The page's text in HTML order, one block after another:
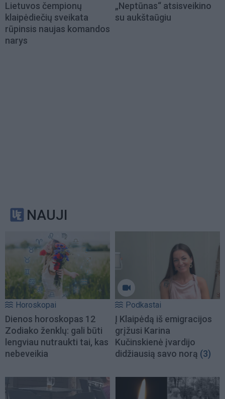
Lietuvos čempionų
klaipėdiečių sveikata
rūpinsis naujas komandos
narys
„Neptūnas“ atsisveikino
su aukštaūgiu
NAUJI
Horoskopai
Dienos horoskopas 12
Zodiako ženklų: gali būti
lengviau nutraukti tai, kas
nebeveikia
Podkastai
Į Klaipėdą iš emigracijos
grįžusi Karina
Kučinskienė įvardijo
didžiausią savo norą (3)